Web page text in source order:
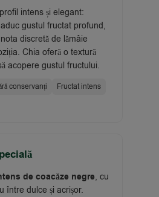
intens și elegant:
gustul fructat profund,
discretă de lămâie
Chia oferă o textură
acopere gustul fructului.
conservanți
Fructat intens
de coacăze negre, cu
între dulce și acrișor.